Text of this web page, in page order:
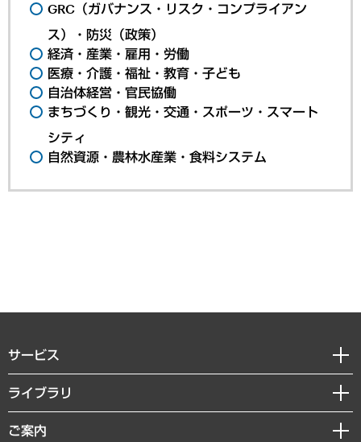
GRC（ガバナンス・リスク・コンプライアン
ス）・防災（政策）
経済・産業・雇用・労働
医療・介護・福祉・教育・子ども
自治体経営・官民協働
まちづくり・観光・交通・スポーツ・スマート
シティ
自然資源・農林水産業・食料システム
サービス
経営戦略
組織・人事戦略
デジタルイノベーション
ライブラリ
経済調査
ご案内